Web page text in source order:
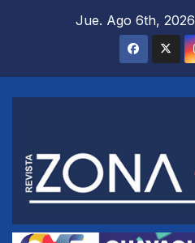
Jue. Ago 6th, 2026